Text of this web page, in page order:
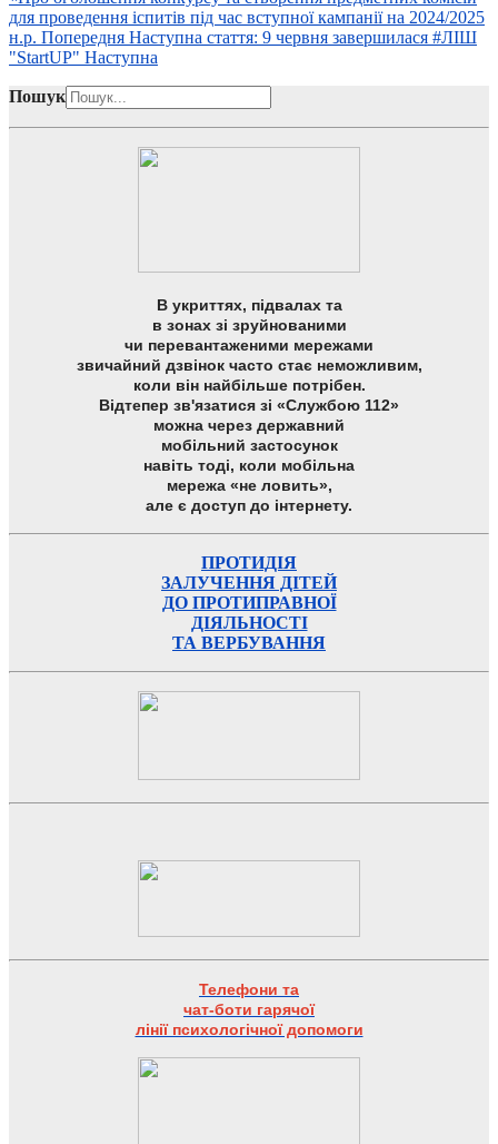
для проведення іспитів під час вступної кампанії на 2024/2025
н.р. Попередня Наступна стаття: 9 червня завершилася #ЛІШ
"StartUP" Наступна
Пошук
В укриттях, підвалах та
в зонах зі зруйнованими
чи перевантаженими мережами
звичайний дзвінок часто стає неможливим,
коли він найбільше потрібен.
Відтепер зв'язатися зі «Службою 112»
можна через державний
мобільний застосунок
навіть тоді, коли мобільна
мережа «не ловить»,
але є доступ до інтернету.
ПРОТИДІЯ
ЗАЛУЧЕННЯ ДІТЕЙ
ДО ПРОТИПРАВНОЇ
ДІЯЛЬНОСТІ
ТА ВЕРБУВАННЯ
Телефони та
чат-боти гарячої
лінії психологічної допомоги